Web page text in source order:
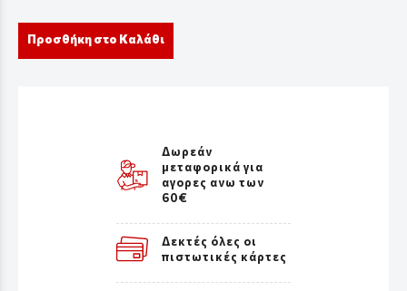
Προσθήκη στο Καλάθι
Δωρεάν
μεταφορικά για
αγορες ανω των
60€
Δεκτές όλες οι
πιστωτικές κάρτες